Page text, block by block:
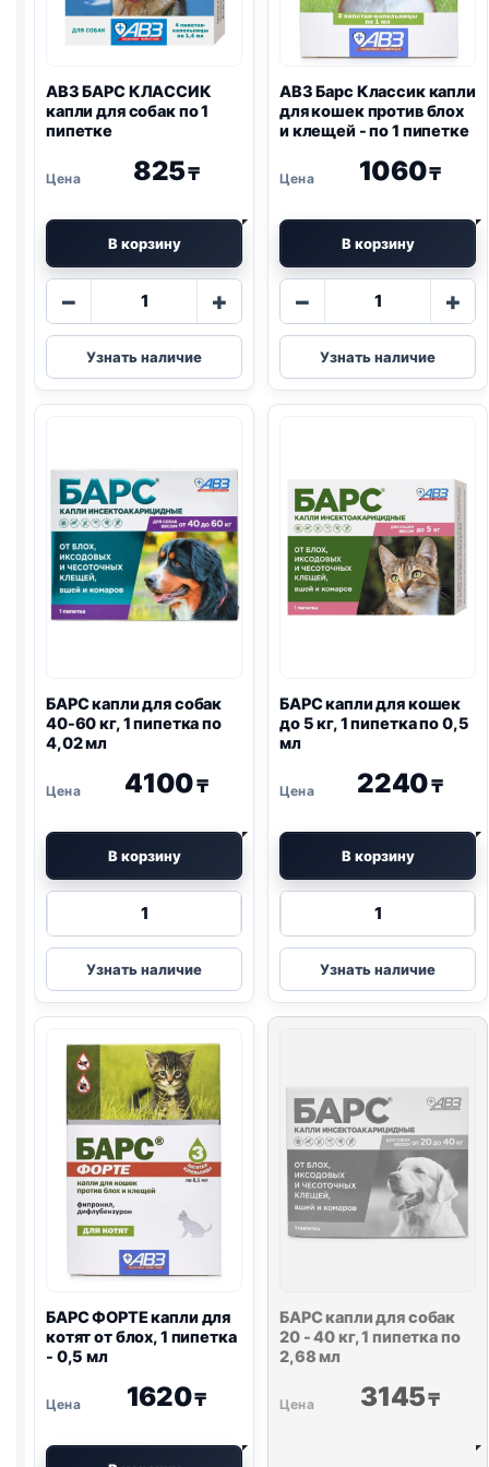
АВЗ БАРС КЛАССИК
капли для собак по 1
пипетке
825₸
В корзину
−
Количество
АВЗ
БАРС
КЛАССИК
собак
по
1
пипетке
+
Узнать наличие
АВЗ Барс Классик капли
для кошек против блох
и клещей - по 1 пипетке
1060₸
В корзину
−
Количество
АВЗ
Барс
Классик
против
блох
и
клещей
-
по
+
Узнать наличие
БАРС капли для собак
40-60 кг, 1 пипетка по
4,02 мл
4100₸
В корзину
Количество
БАРС
капли
для
40-
60
кг,
1
пипетка
по
Узнать наличие
БАРС капли для кошек
до 5 кг, 1 пипетка по 0,5
мл
2240₸
В корзину
Количество
БАРС
капли
для
кг,
1
пипетка
по
0,5
мл
Узнать наличие
БАРС ФОРТЕ капли для
котят от блох, 1 пипетка
- 0,5 мл
1620₸
БАРС капли для собак
20 - 40 кг, 1 пипетка по
2,68 мл
3145₸